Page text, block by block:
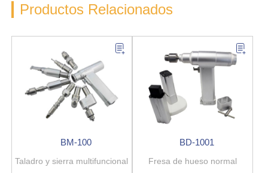
Productos Relacionados
BM-100
Taladro y sierra multifuncional
BD-1001
Fresa de hueso normal